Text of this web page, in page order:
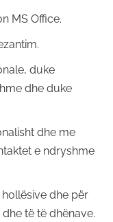
MS Office.
duke
dhe duke
dhe me
e ndryshme
dhe për
të të dhënave.